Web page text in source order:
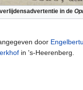
in de
door
in 's-Heerenberg.